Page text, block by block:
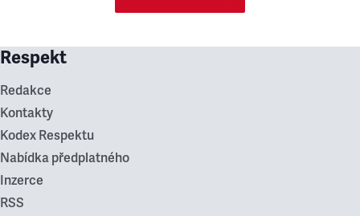
Respekt
Redakce
Kontakty
Kodex Respektu
Nabídka předplatného
Inzerce
RSS